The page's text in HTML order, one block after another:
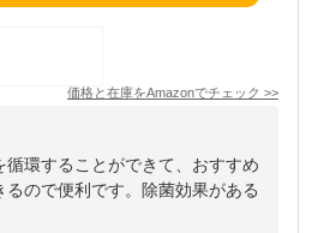
価格と在庫をAmazonでチェック >>
循環することができて、おすすめ
るので便利です。除菌効果がある